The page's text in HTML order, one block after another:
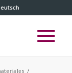
/